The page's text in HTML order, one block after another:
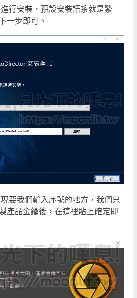
行安裝，預設安裝語系就是繁
一步即可。
要我們輸入序號的地方，我們只
產品金鑰後，在這裡貼上確定即